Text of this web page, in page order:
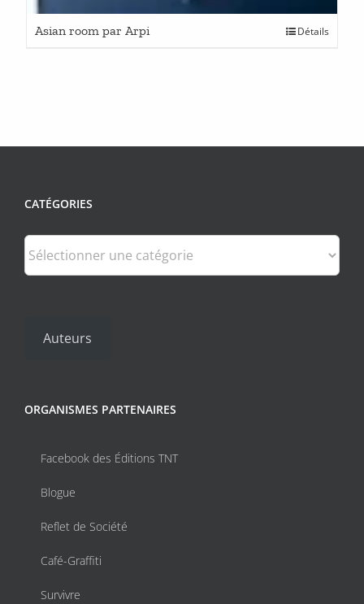
Asian room par Arpi Détails
CATÉGORIES
Catégories
Auteurs
ORGANISMES PARTENAIRES
Facebook des Éditions TNT
Blogue
Reflet de Société
Café-Graffiti
Survivre